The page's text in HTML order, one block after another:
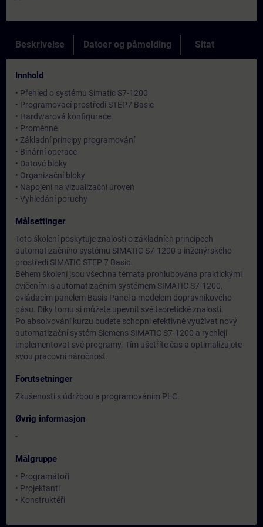
Beskrivelse Datoer og påmelding Sitat
Innhold
• Přehled o systému Simatic S7-1200
• Programovací prostředí STEP7 Basic
• Hardwarová konfigurace
• Proměnné
• Základní principy programování
• Binární operace
• Datové bloky
• Organizační bloky
• Napojení na vizualizační úroveň
• Vyhledání poruchy
Målsettinger
Toto školení poskytuje znalosti o základních principech
automatizačního systému SIMATIC S7-1200 a inženýrského
prostředí SIMATIC STEP 7 Basic.
Během školení jsou všechna témata prohlubována praktickými
cvičeními s automatizačním systémem SIMATIC S7-1200,
ovládacím panelem Basis Panel a modelem dopravníkového
pásu. Díky tomu si můžete upevnit své teoretické znalosti.
Po absolvování kurzu budete schopni efektivně využívat nový
automatizační systém Siemens SIMATIC S7-1200 a rychleji
implementovat své programy. Tím ušetříte čas a optimalizujete
svou pracovní náročnost.
Forutsetninger
Zkušenosti s údržbou a programováním PLC.
Øvrig informasjon
-
Målgruppe
• Programátoři
• Projektanti
• Konstruktéři